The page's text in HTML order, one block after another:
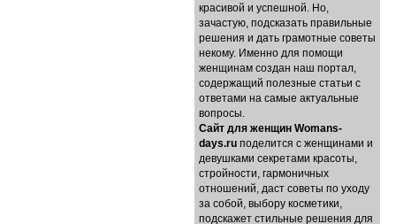
красивой и успешной. Но,
зачастую, подсказать правильные
решения и дать грамотные советы
некому. Именно для помощи
женщинам создан наш портал,
содержащий полезные статьи с
ответами на самые актуальные
вопросы.
Cайт для женщин Womans-
days.ru поделится с женщинами и
девушками секретами красоты,
стройности, гармоничных
отношений, даст советы по уходу
за собой, выбору косметики,
подскажет стильные решения для